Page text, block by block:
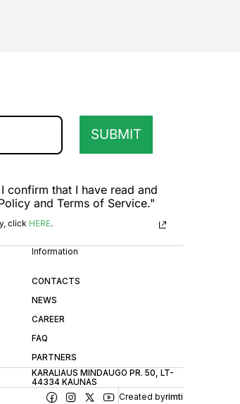
SUBMIT
confirm that I have read and
and Terms of Service."
click HERE.
Information
CONTACTS
NEWS
CAREER
FAQ
PARTNERS
KARALIAUS MINDAUGO PR. 50, LT-
44334 KAUNAS
Created byrimti